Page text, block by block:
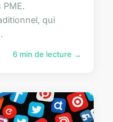
qui
6 min de lecture →